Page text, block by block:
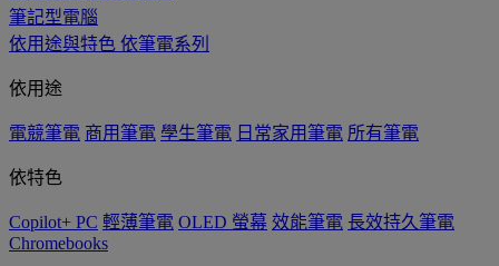
筆記型電腦
依用途與特色 依筆電系列
依用途
電競筆電 商用筆電 學生筆電 日常家用筆電 所有筆電
依特色
Copilot+ PC 輕薄筆電 OLED 螢幕 效能筆電 長效持久筆電
Chromebooks